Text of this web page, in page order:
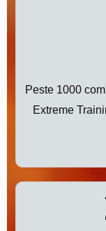
Peste 1000
Extreme